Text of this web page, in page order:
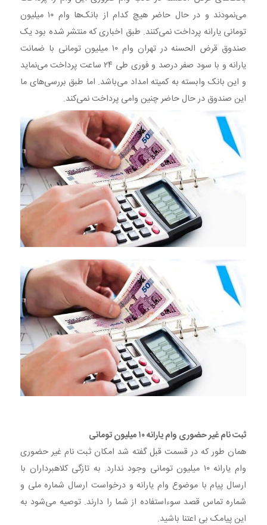
می‌نمودند و در حال حاضر هیچ کدام از بانک‌ها وام ۱۰ میلیون
تومانی یارانه پرداخت نمی‌کنند. طبق اخباری که منتشر شده بود یک
صندوق قرض الحسنه در تهران وام ۱۰ میلیون تومانی با ضمانت
یارانه و با سود صفر درصد و فوری طی ۲۴ ساعت پرداخت می‌نماید
و این بانک وابسته به کمیته امداد می‌باشد. اما طبق بررسی‌های ما
این صندوق در حال حاضر چنین وامی پرداخت نمی‌کند.
ثبت نام غیر حضوری وام یارانه ۱۰ میلیون تومانی
همان طور که در قسمت قبل گفته شد امکان ثبت نام غیر حضوری
وام یارانه ۱۰ میلیون تومانی وجود ندارد. به تازگی کلاهبرداران با
ارسال پیام با موضوع وام یارانه و درخواست ارسال شماره ملی و
شماره تماس قصد سوءاستفاده از شما را دارند. توصیه می‌شود به
این پیامک بی اعتنا باشید.